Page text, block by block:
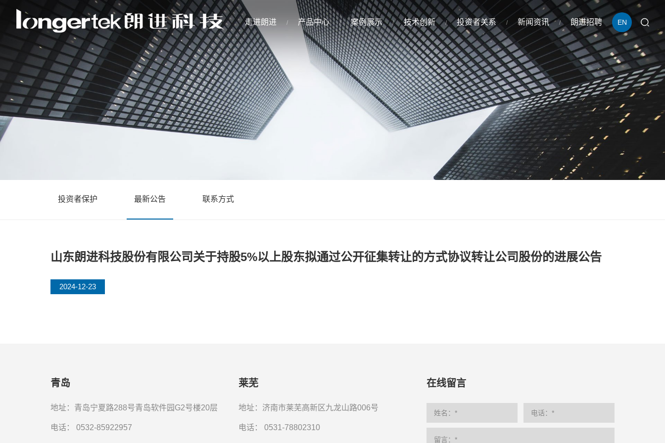
EN
走进朗进 产品中心 案例展示 技术创新 投资者关系 新闻资讯 朗进招聘
投资者保护 最新公告 联系方式
山东朗进科技股份有限公司关于持股5%以上股东拟通过公开征集转让的方式协议转让公司股份的进展公告
2024-12-23
青岛
地址：青岛宁夏路288号青岛软件园G2号楼20层
电话： 0532-85922957
莱芜
地址：济南市莱芜高新区九龙山路006号
电话：0531-78802310
在线留言